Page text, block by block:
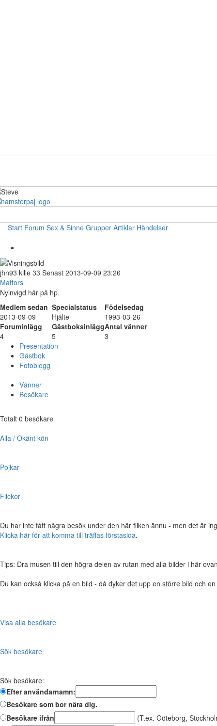
Start Forum Sex & Sinne Grupper Artiklar Händelser
jhn93 kille 33 Senast 2013-09-09 23:26
Matfors
Nyinvigd här på hp.
Medlem sedan Specialstatus
Födelsedag
2013-09-09
Hjälte
1993-03-26
Foruminlägg
GästboksinläggAntal vänner
4
5
3
Presentation
Gästbok
Fotoblogg
Vänner
Besökare
Totalt 0 besökare
Alla / Okänt kön
Pojkar
Flickor
Du har inte fått några besök under den här fliken ännu - men det är
Klicka här för att komma till träffas förstasida.
Tips: Dra musen till den högra delen av rutan med alla bilder i här
Du kan också klicka på en bild - då dyker det upp en större bild och
Visa alla besökare
Sök besökare
Sök besökare:
Efter användarnamn:
Besökare som bor nära dig.
Besökare ifrån
(T.ex. Göteborg,